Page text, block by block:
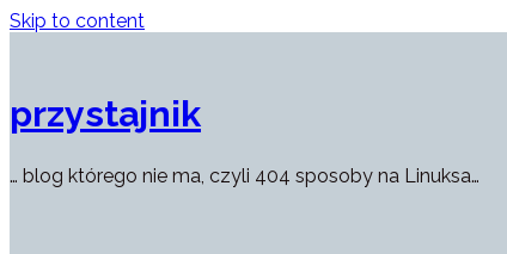
Skip to content
przystajnik
… blog którego nie ma, czyli 404 sposoby na Linuksa…